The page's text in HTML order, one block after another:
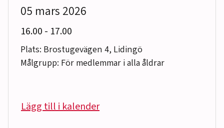
05 mars 2026
16.00 till
- 17.00
Plats: Brostugevägen 4, Lidingö
Målgrupp: För medlemmar i alla åldrar
Lägg till i kalender